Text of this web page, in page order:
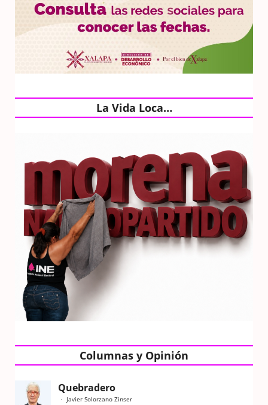
La Vida Loca…
Columnas y Opinión
Quebradero
Javier Solorzano Zinser